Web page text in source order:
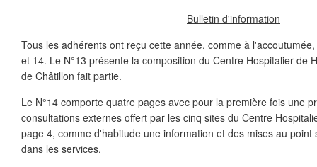
Bulletin d'information
Tous les adhérents ont reçu cette année, comme à
et 14. Le N°13 présente la composition du Centre Hospitalier de
de Châtillon fait partie.
Le N°14 comporte quatre pages avec pour la première fois une
consultations externes offert par les cinq sites du Centre
page 4, comme d'habitude une information et des mises au point
dans les services.